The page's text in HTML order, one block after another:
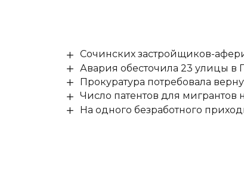
Сочинских застройщиков-
Авария обесточила 23 улицы в
Прокуратура потребовала
Число патентов для мигрантов
На одного безработного